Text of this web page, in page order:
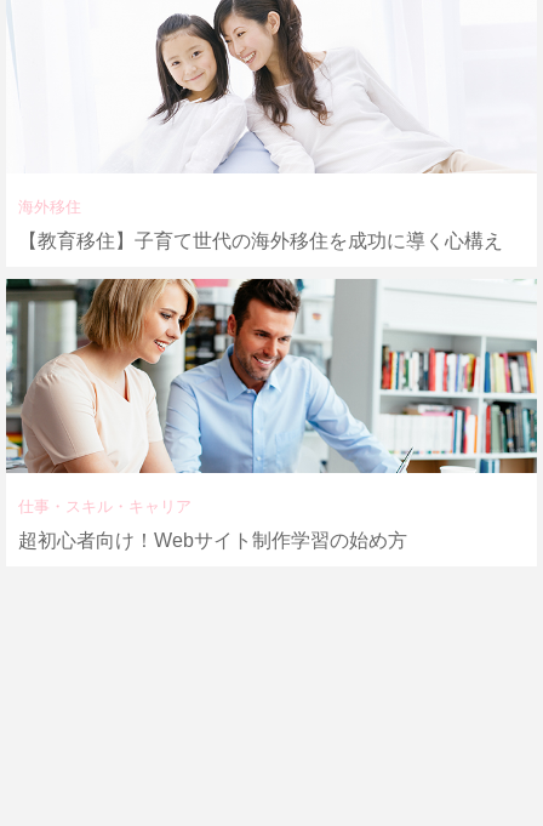
海外移住
【教育移住】子育て世代の海外移住を成功に導く心構え
仕事・スキル・キャリア
超初心者向け！Webサイト制作学習の始め方